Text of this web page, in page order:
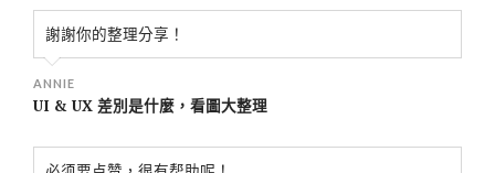
謝謝你的整理分享！
ANNIE
UI & UX 差別是什麼，看圖大整理